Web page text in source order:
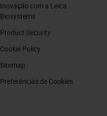
Inovação com a Leica
Biosystems
Product Security
Cookie Policy
Sitemap
Preferências de Cookies